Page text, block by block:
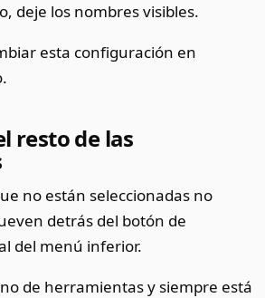
deje los nombres visibles.
esta configuración en
resto de las
no están seleccionadas no
detrás del botón de
del menú inferior.
de herramientas y siempre está